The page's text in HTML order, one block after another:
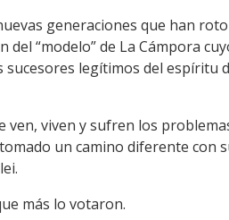
generaciones que han
“modelo” de La Cámpora
legítimos del espíritu
viven y sufren los
un camino diferente con
más lo votaron.